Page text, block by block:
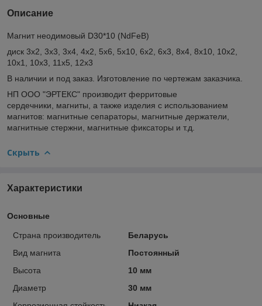
Описание
Магнит неодимовый D30*10 (NdFeB)
диск 3х2, 3х3, 3х4, 4х2, 5х6, 5х10, 6х2, 6х3, 8х4, 8х10, 10х2,
10х1, 10х3, 11х5, 12х3
В наличии и под заказ. Изготовление по чертежам заказчика.
НП ООО "ЭРТЕКС" производит ферритовые
сердечники, магниты, а также изделия с использованием
магнитов: магнитные сепараторы, магнитные держатели,
магнитные стержни, магнитные фиксаторы и т.д.
Скрыть
Характеристики
Основные
Страна производитель
Беларусь
Вид магнита
Постоянный
Высота
10 мм
Диаметр
30 мм